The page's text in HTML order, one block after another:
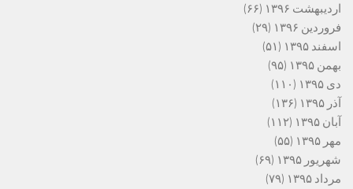
اردیبهشت ۱۳۹۶
(۶۶)
فروردین ۱۳۹۶
(۲۹)
اسفند ۱۳۹۵
(۵۱)
بهمن ۱۳۹۵
(۹۵)
دی ۱۳۹۵
(۱۱۰)
آذر ۱۳۹۵
(۱۳۶)
آبان ۱۳۹۵
(۱۱۲)
مهر ۱۳۹۵
(۵۵)
شهریور ۱۳۹۵
(۶۹)
مرداد ۱۳۹۵
(۷۹)